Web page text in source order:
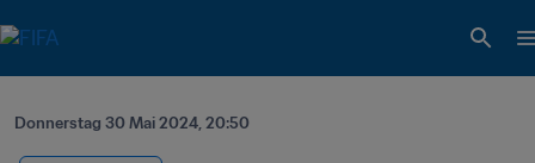
Donnerstag 30 Mai 2024, 20:50